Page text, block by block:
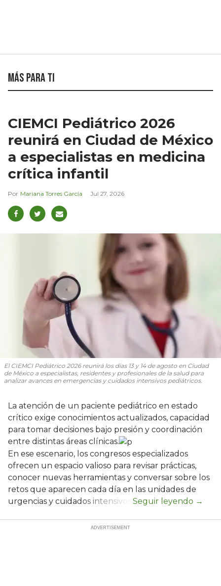
Más para ti
CIEMCI Pediátrico 2026
reunirá en Ciudad de México
a especialistas en medicina
crítica infantil
Mariana Torres García Jul 27, 2026
El CIEMCI Pediátrico 2026 reunirá los días 13 y 14 de agosto en Ciudad
de México a especialistas, residentes y profesionales de la salud para
analizar avances en emergencias y cuidados intensivos pediátricos.
La atención de un paciente pediátrico en estado
crítico exige conocimientos actualizados, capacidad
para tomar decisiones bajo presión y coordinación
entre distintas áreas clínicas.
En ese escenario, los congresos especializados
ofrecen un espacio valioso para revisar prácticas,
conocer nuevas herramientas y conversar sobre los
retos que aparecen cada día en las unidades de
urgencias y cuidados intensivos.